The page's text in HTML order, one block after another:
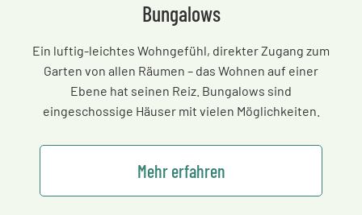
Bungalows
Ein luftig-leichtes Wohngefühl, direkter Zugang zum
Garten von allen Räumen – das Wohnen auf einer
Ebene hat seinen Reiz. Bungalows sind
eingeschossige Häuser mit vielen Möglichkeiten.
Mehr erfahren